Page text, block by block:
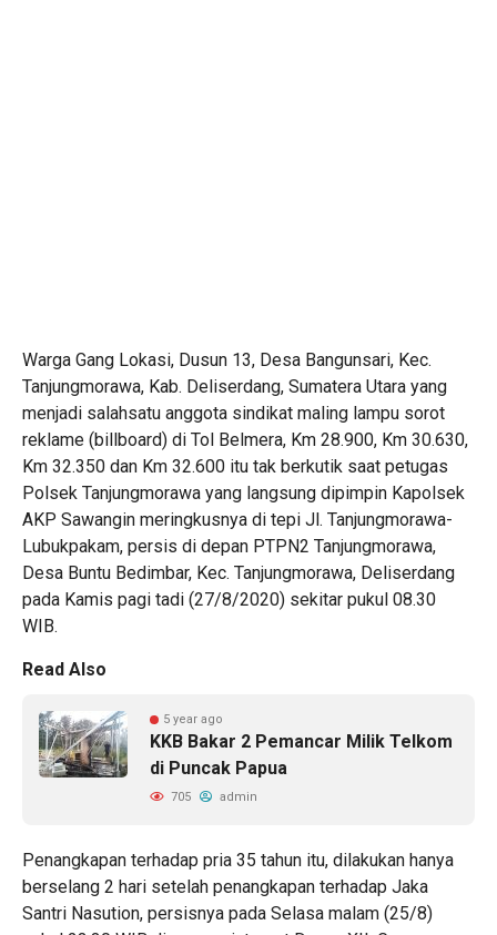
Warga Gang Lokasi, Dusun 13, Desa Bangunsari, Kec.
Tanjungmorawa, Kab. Deliserdang, Sumatera Utara yang
menjadi salahsatu anggota sindikat maling lampu sorot
reklame (billboard) di Tol Belmera, Km 28.900, Km 30.630,
Km 32.350 dan Km 32.600 itu tak berkutik saat petugas
Polsek Tanjungmorawa yang langsung dipimpin Kapolsek
AKP Sawangin meringkusnya di tepi Jl. Tanjungmorawa-
Lubukpakam, persis di depan PTPN2 Tanjungmorawa,
Desa Buntu Bedimbar, Kec. Tanjungmorawa, Deliserdang
pada Kamis pagi tadi (27/8/2020) sekitar pukul 08.30
WIB.
Read Also
5 year ago
KKB Bakar 2 Pemancar Milik Telkom
di Puncak Papua
705 admin
Penangkapan terhadap pria 35 tahun itu, dilakukan hanya
berselang 2 hari setelah penangkapan terhadap Jaka
Santri Nasution, persisnya pada Selasa malam (25/8)